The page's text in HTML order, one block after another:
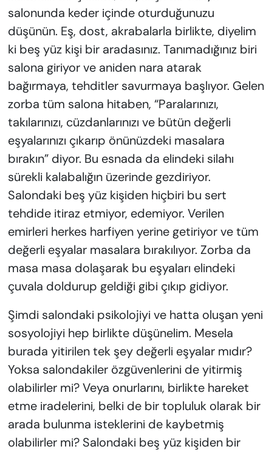
salonunda keder içinde oturduğunuzu
düşünün. Eş, dost, akrabalarla birlikte, diyelim
ki beş yüz kişi bir aradasınız. Tanımadığınız biri
salona giriyor ve aniden nara atarak
bağırmaya, tehditler savurmaya başlıyor. Gelen
zorba tüm salona hitaben, “Paralarınızı,
takılarınızı, cüzdanlarınızı ve bütün değerli
eşyalarınızı çıkarıp önünüzdeki masalara
bırakın” diyor. Bu esnada da elindeki silahı
sürekli kalabalığın üzerinde gezdiriyor.
Salondaki beş yüz kişiden hiçbiri bu sert
tehdide itiraz etmiyor, edemiyor. Verilen
emirleri herkes harfiyen yerine getiriyor ve tüm
değerli eşyalar masalara bırakılıyor. Zorba da
masa masa dolaşarak bu eşyaları elindeki
çuvala doldurup geldiği gibi çıkıp gidiyor.
Şimdi salondaki psikolojiyi ve hatta oluşan yeni
sosyolojiyi hep birlikte düşünelim. Mesela
burada yitirilen tek şey değerli eşyalar mıdır?
Yoksa salondakiler özgüvenlerini de yitirmiş
olabilirler mi? Veya onurlarını, birlikte hareket
etme iradelerini, belki de bir topluluk olarak bir
arada bulunma isteklerini de kaybetmiş
olabilirler mi? Salondaki beş yüz kişiden bir